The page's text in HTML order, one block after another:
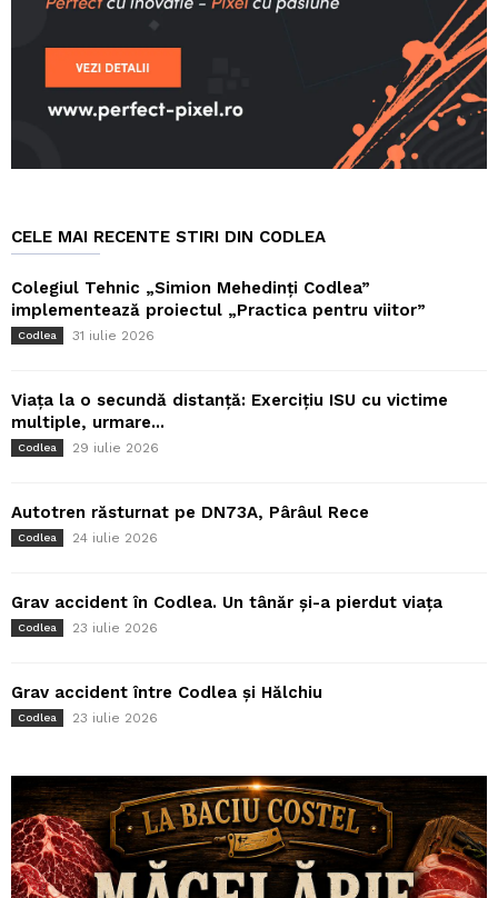
CELE MAI RECENTE STIRI DIN CODLEA
Colegiul Tehnic „Simion Mehedinți Codlea”
implementează proiectul „Practica pentru viitor”
Codlea 31 iulie 2026
Viața la o secundă distanță: Exercițiu ISU cu victime
multiple, urmare...
Codlea 29 iulie 2026
Autotren răsturnat pe DN73A, Pârâul Rece
Codlea 24 iulie 2026
Grav accident în Codlea. Un tânăr și-a pierdut viața
Codlea 23 iulie 2026
Grav accident între Codlea și Hălchiu
Codlea 23 iulie 2026